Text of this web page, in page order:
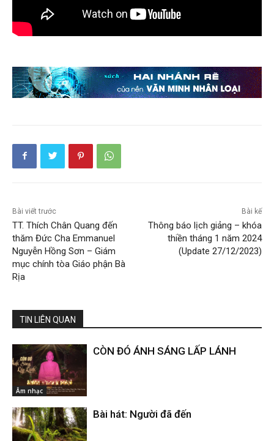
Bài viết trước
TT. Thích Chân Quang đến
thăm Đức Cha Emmanuel
Nguyễn Hồng Sơn – Giám
mục chính tòa Giáo phận Bà
Rịa
Bài kế
Thông báo lịch giảng – khóa
thiền tháng 1 năm 2024
(Update 27/12/2023)
TIN LIÊN QUAN
Âm nhạc
CÒN ĐÓ ÁNH SÁNG LẤP LÁNH
Bài hát: Người đã đến